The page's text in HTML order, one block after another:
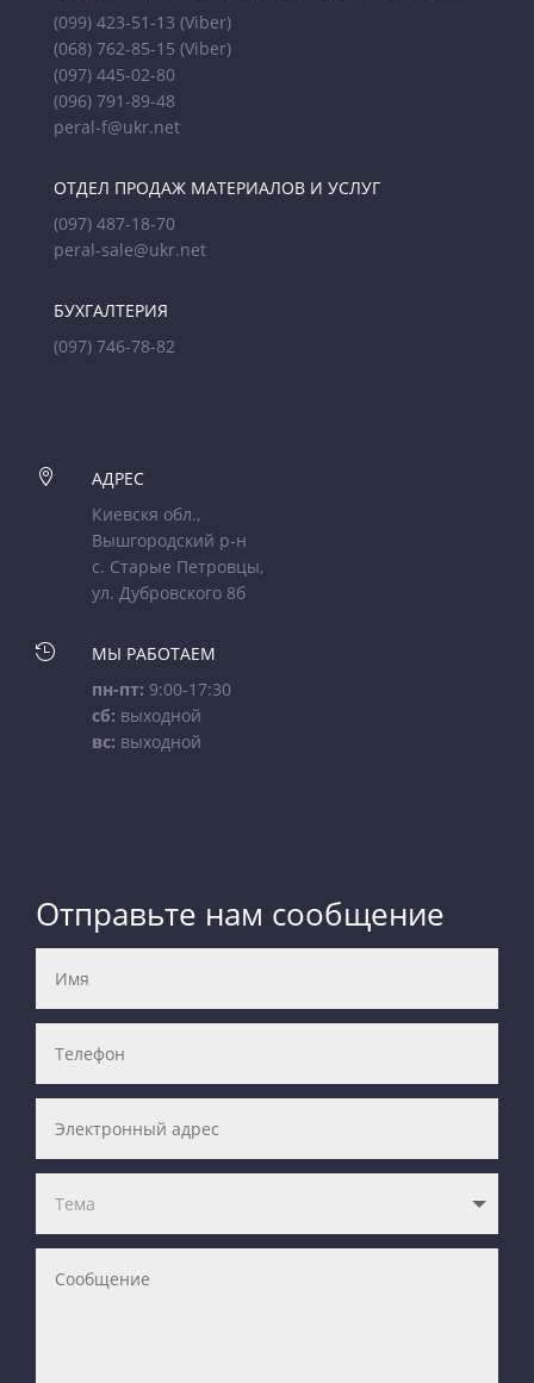
(099) 423-51-13 (Viber)
(068) 762-85-15 (Viber)
(097) 445-02-80
(096) 791-89-48
peral-f@ukr.net
ОТДЕЛ ПРОДАЖ МАТЕРИАЛОВ И УСЛУГ
(097) 487-18-70
peral-sale@ukr.net
БУХГАЛТЕРИЯ
(097) 746-78-82

АДРЕС
Киевскя обл.,
Вышгородский р-н
с. Старые Петровцы,
ул. Дубровского 8б

МЫ РАБОТАЕМ
пн-пт: 9:00-17:30
сб: выходной
вс: выходной
Отправьте нам сообщение